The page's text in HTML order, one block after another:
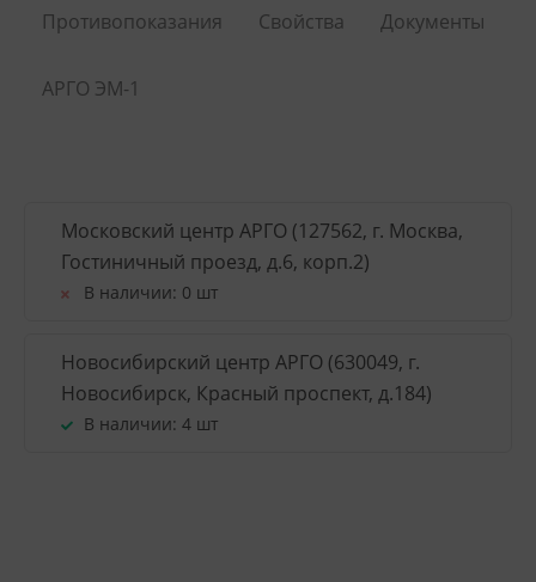
Противопоказания Свойства Документы
АРГО ЭМ-1
Московский центр АРГО (127562, г. Москва,
Гостиничный проезд, д.6, корп.2)
В наличии: 0 шт
Новосибирский центр АРГО (630049, г.
Новосибирск, Красный проспект, д.184)
В наличии: 4 шт